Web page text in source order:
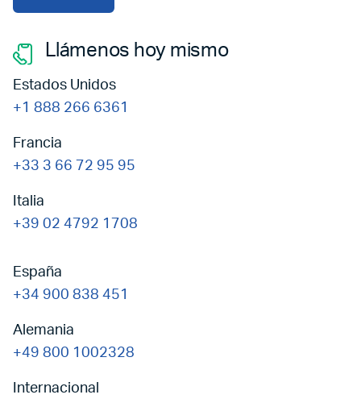
Llámenos hoy mismo
Estados Unidos
+1 888 266 6361
Francia
+33 3 66 72 95 95
Italia
+39 02 4792 1708
España
+34 900 838 451
Alemania
+49 800 1002328
Internacional